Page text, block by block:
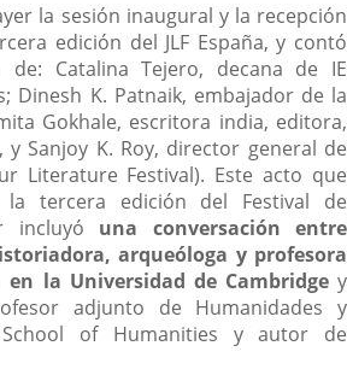
la sesión inaugural y la recepción
edición del JLF España, y contó
Catalina Tejero, decana de IE
Dinesh K. Patnaik, embajador de la
Gokhale, escritora india, editora,
Sanjoy K. Roy, director general de
Literature Festival). Este acto que
tercera edición del Festival de
incluyó una conversación entre
arqueóloga y profesora
la Universidad de Cambridgey
adjunto de Humanidades y
of Humanities y autor de